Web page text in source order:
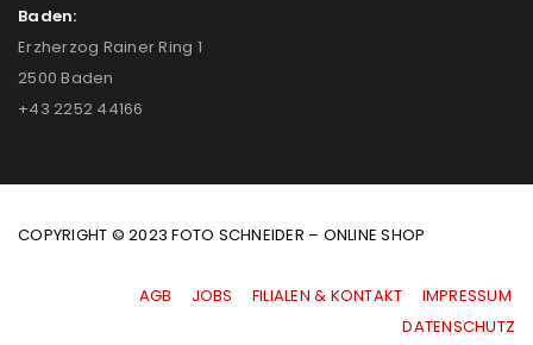
Baden:
Erzherzog Rainer Ring 1
2500 Baden
+43 2252 44166
COPYRIGHT © 2023 FOTO SCHNEIDER – ONLINE SHOP
AGB JOBS FILIALEN & KONTAKT
IMPRESSUM
|DATENSCHUTZ